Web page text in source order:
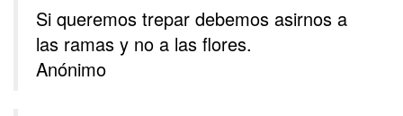
Si queremos trepar debemos asirnos a
las ramas y no a las flores.
Anónimo